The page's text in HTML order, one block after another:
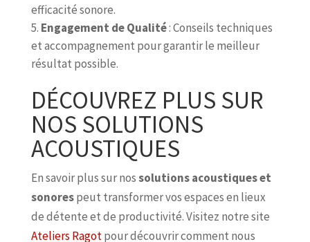
efficacité sonore.
Engagement de Qualité: Conseils techniques
et accompagnement pour garantir le meilleur
résultat possible.
DÉCOUVREZ PLUS SUR
NOS SOLUTIONS
ACOUSTIQUES
En savoir plus sur nossolutions acoustiques et
sonorespeut transformer vos espaces en lieux
de détente et de productivité. Visitez notre site
Ateliers Ragotpour découvrir comment nous